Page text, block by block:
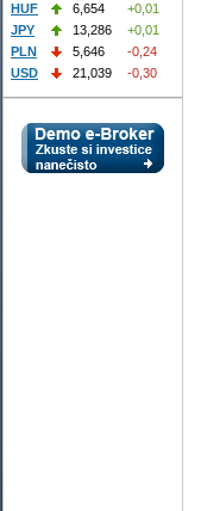
HUF
6,654
+0,01
JPY
13,286
+0,01
PLN
5,646
-0,24
USD
21,039 -0,30